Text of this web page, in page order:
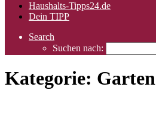
Haushalts-Tipps24.de
Dein TIPP
Search
Suchen nach:
Kategorie: Garten